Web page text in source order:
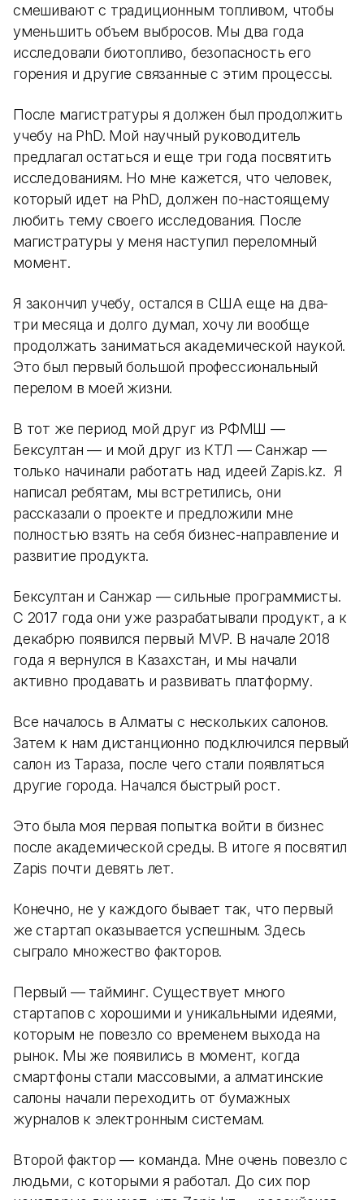
смешивают с традиционным топливом, чтобы
уменьшить объем выбросов. Мы два года
исследовали биотопливо, безопасность его
горения и другие связанные с этим процессы.
После магистратуры я должен был продолжить
учебу на PhD. Мой научный руководитель
предлагал остаться и еще три года посвятить
исследованиям. Но мне кажется, что человек,
который идет на PhD, должен по-настоящему
любить тему своего исследования. После
магистратуры у меня наступил переломный
момент.
Я закончил учебу, остался в США еще на два-
три месяца и долго думал, хочу ли вообще
продолжать заниматься академической наукой.
Это был первый большой профессиональный
перелом в моей жизни.
В тот же период мой друг из РФМШ —
Бексултан — и мой друг из КТЛ — Санжар —
только начинали работать над идеей Zapis.kz. Я
написал ребятам, мы встретились, они
рассказали о проекте и предложили мне
полностью взять на себя бизнес-направление и
развитие продукта.
Бексултан и Санжар — сильные программисты.
С 2017 года они уже разрабатывали продукт, а к
декабрю появился первый MVP. В начале 2018
года я вернулся в Казахстан, и мы начали
активно продавать и развивать платформу.
Все началось в Алматы с нескольких салонов.
Затем к нам дистанционно подключился первый
салон из Тараза, после чего стали появляться
другие города. Начался быстрый рост.
Это была моя первая попытка войти в бизнес
после академической среды. В итоге я посвятил
Zapis почти девять лет.
Конечно, не у каждого бывает так, что первый
же стартап оказывается успешным. Здесь
сыграло множество факторов.
Первый — тайминг. Существует много
стартапов с хорошими и уникальными идеями,
которым не повезло со временем выхода на
рынок. Мы же появились в момент, когда
смартфоны стали массовыми, а алматинские
салоны начали переходить от бумажных
журналов к электронным системам.
Второй фактор — команда. Мне очень повезло с
людьми, с которыми я работал. До сих пор